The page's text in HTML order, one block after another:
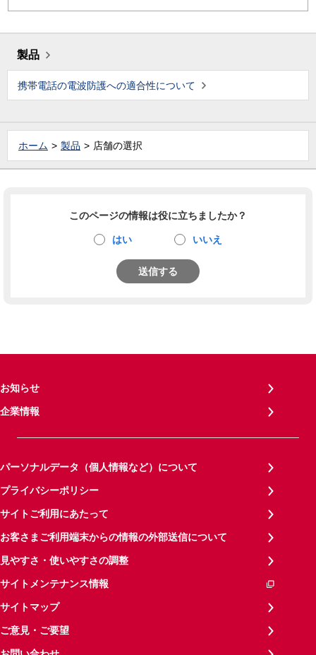
製品
携帯電話の電波防護への適合性について
ホーム 製品 店舗の選択
このページの情報は役に立ちましたか？
はい いいえ
送信する
お知らせ
企業情報
パーソナルデータ（個人情報など）について
プライバシーポリシー
サイトご利用にあたって
お客さまご利用端末からの情報の外部送信について
見やすさ・使いやすさの調整
サイトメンテナンス情報
サイトマップ
ご意見・ご要望